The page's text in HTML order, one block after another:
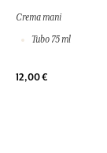
Crema mani
Tubo 75 ml
12,00 €